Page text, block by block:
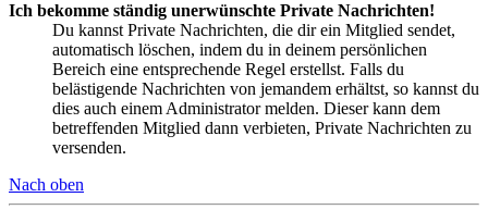
Ich bekomme ständig unerwünschte Private Nachrichten!
Du kannst Private Nachrichten, die dir ein Mitglied sendet,
automatisch löschen, indem du in deinem persönlichen
Bereich eine entsprechende Regel erstellst. Falls du
belästigende Nachrichten von jemandem erhältst, so kannst du
dies auch einem Administrator melden. Dieser kann dem
betreffenden Mitglied dann verbieten, Private Nachrichten zu
versenden.
Nach oben